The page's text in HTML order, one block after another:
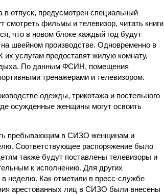
отпуск, предусмотрен специальный
смотреть фильмы и телевизор, читать книги
что в новом блоке каждый год будут
швейном производстве. Одновременно в
их услугам предоставят жилую комнату,
По данным ФСИН, помещения
тренажерами и телевизором.
одежды, трикотажа и постельного
осужденные женщины могут освоить
пребывающим в СИЗО женщинам и
Соответствующее распоряжение было
также будут поставлены телевизоры и
к исполнению. Для других
неделю. Как отметили в пресс-службе
арестованных лиц в СИЗО были внесены